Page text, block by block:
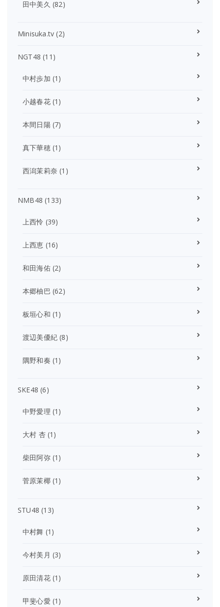
田中美久 (82)
Minisuka.tv (2)
NGT48 (11)
中村歩加 (1)
小越春花(1)
本間日陽(7)
真下華穂(1)
西潟茉莉奈 (1)
NMB48 (133)
上西怜 (39)
上西恵 (16)
和田海佑(2)
本郷柚巴 (62)
板垣心和 (1)
渡辺美優紀 (8)
隅野和奏 (1)
SKE48 (6)
中野愛理 (1)
大村 杏(1)
柴田阿弥(1)
菅原茉椰(1)
STU48 (13)
中村舞 (1)
今村美月 (3)
原田清花(1)
甲斐心愛 (1)